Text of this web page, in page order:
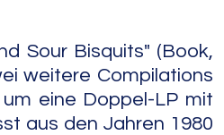
Sour Bisquits" (Book,
weitere Compilations
eine Doppel-LP mit
aus den Jahren 1980